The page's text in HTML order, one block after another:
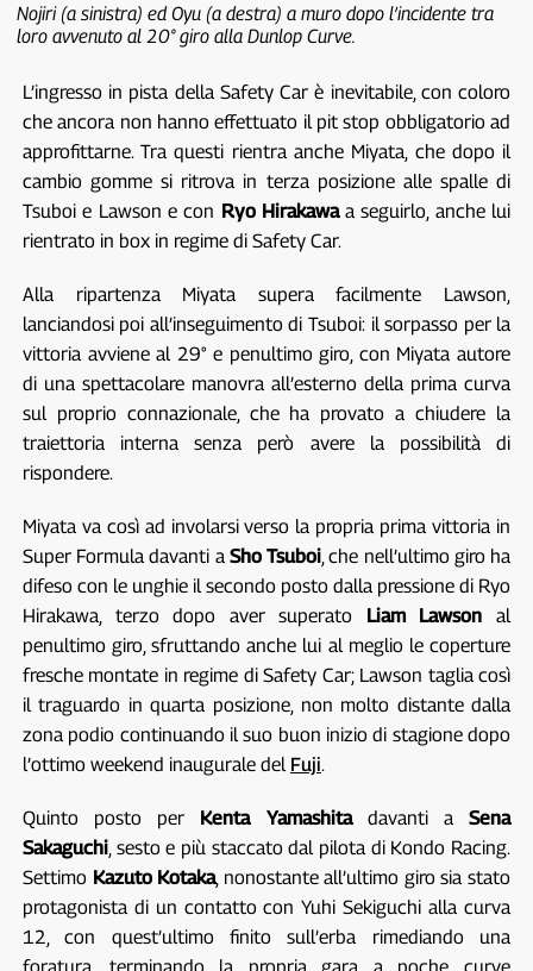
Nojiri (a sinistra) ed Oyu (a destra) a muro dopo l’incidente tra
loro avvenuto al 20° giro alla Dunlop Curve.
L’ingresso in pista della Safety Car è inevitabile, con coloro
che ancora non hanno effettuato il pit stop obbligatorio ad
approfittarne. Tra questi rientra anche Miyata, che dopo il
cambio gomme si ritrova in terza posizione alle spalle di
Tsuboi e Lawson e con Ryo Hirakawaa seguirlo, anche lui
rientrato in box in regime di Safety Car.
Alla ripartenza Miyata supera facilmente Lawson,
lanciandosi poi all’inseguimento di Tsuboi: il sorpasso per la
vittoria avviene al 29° e penultimo giro, con Miyata autore
di una spettacolare manovra all’esterno della prima curva
sul proprio connazionale, che ha provato a chiudere la
traiettoria interna senza però avere la possibilità di
rispondere.
Miyata va così ad involarsi verso la propria prima vittoria in
Super Formula davanti a Sho Tsuboi, che nell’ultimo giro ha
difeso con le unghie il secondo posto dalla pressione di Ryo
Hirakawa, terzo dopo aver superato Liam Lawson al
penultimo giro, sfruttando anche lui al meglio le coperture
fresche montate in regime di Safety Car; Lawson taglia così
il traguardo in quarta posizione, non molto distante dalla
zona podio continuando il suo buon inizio di stagione dopo
l’ottimo weekend inaugurale del Fuji.
Quinto posto per Kenta Yamashitadavanti aSena
Sakaguchi, sesto e più staccato dal pilota di Kondo Racing.
Settimo Kazuto Kotaka, nonostante all’ultimo giro sia stato
protagonista di un contatto con Yuhi Sekiguchi alla curva
12, con quest’ultimo finito sull’erba rimediando una